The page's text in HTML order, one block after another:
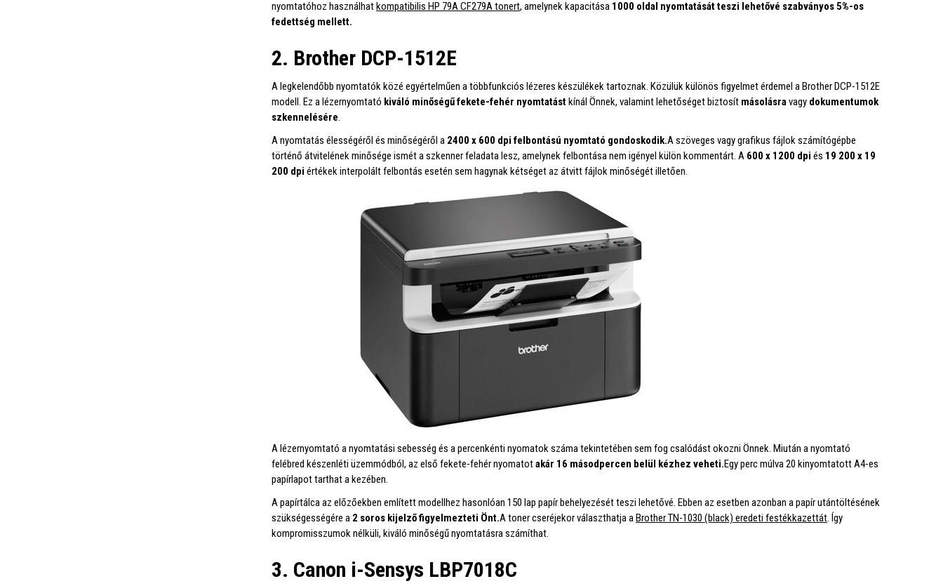
nyomtatóhoz használhatkompatibilis HP 79A CF279A tonert, amelynek kapacitása 1000 oldal nyomtatását teszi lehetővé szabványos 5%-os
fedettség mellett.
2. Brother DCP-1512E
A legkelendőbb nyomtatók közé egyértelműen a többfunkciós lézeres készülékek tartoznak. Közülük különös figyelmet érdemel a Brother DCP-1512E
modell. Ez a lézernyomtató kiváló minőségű fekete-fehér nyomtatástkínál Önnek, valamint lehetőséget biztosít másolásravagy dokumentumok
szkennelésére.
A nyomtatás élességéről és minőségéről a 2400 x 600 dpi felbontású nyomtató gondoskodik.A szöveges vagy grafikus fájlok számítógépbe
történő átvitelének minősége ismét a szkenner feladata lesz, amelynek felbontása nem igényel külön kommentárt. A 600 x 1200 dpi és 19 200 x 19
200 dpi értékek interpolált felbontás esetén sem hagynak kétséget az átvitt fájlok minőségét illetően.
A lézernyomtató a nyomtatási sebesség és a percenkénti nyomatok száma tekintetében sem fog csalódást okozni Önnek. Miután a nyomtató
felébred készenléti üzemmódból, az első fekete-fehér nyomatotakár 16 másodpercen belül kézhez veheti.Egy perc múlva 20 kinyomtatott A4-es
papírlapot tarthat a kezében.
A papírtálca az előzőekben említett modellhez hasonlóan 150 lap papír behelyezését teszi lehetővé. Ebben az esetben azonban a papír utántöltésének
szükségességére a 2 soros kijelző figyelmezteti Önt.A toner cseréjekor választhatja aBrother TN-1030 (black) eredeti festékkazettát. Így
kompromisszumok nélküli, kiváló minőségű nyomtatásra számíthat.
3. Canon i-Sensys LBP7018C